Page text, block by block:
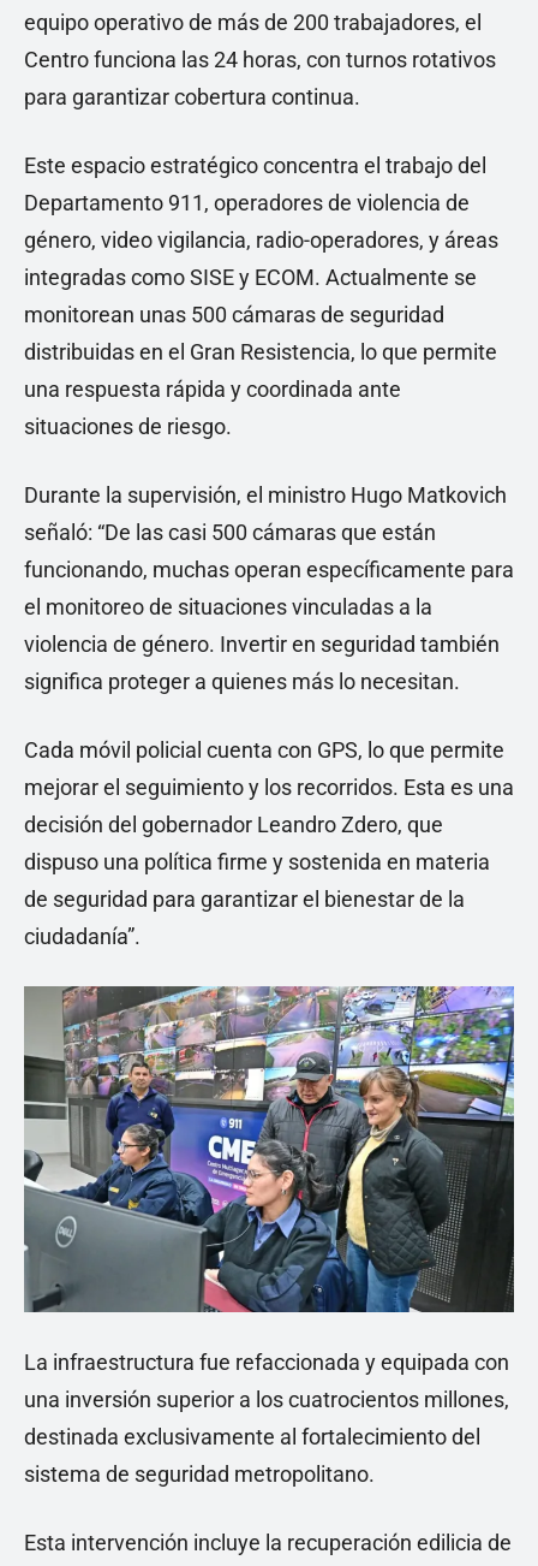
equipo operativo de más de 200 trabajadores, el
Centro funciona las 24 horas, con turnos rotativos
para garantizar cobertura continua.
Este espacio estratégico concentra el trabajo del
Departamento 911, operadores de violencia de
género, video vigilancia, radio-operadores, y áreas
integradas como SISE y ECOM. Actualmente se
monitorean unas 500 cámaras de seguridad
distribuidas en el Gran Resistencia, lo que permite
una respuesta rápida y coordinada ante
situaciones de riesgo.
Durante la supervisión, el ministro Hugo Matkovich
señaló: “De las casi 500 cámaras que están
funcionando, muchas operan específicamente para
el monitoreo de situaciones vinculadas a la
violencia de género. Invertir en seguridad también
significa proteger a quienes más lo necesitan.
Cada móvil policial cuenta con GPS, lo que permite
mejorar el seguimiento y los recorridos. Esta es una
decisión del gobernador Leandro Zdero, que
dispuso una política firme y sostenida en materia
de seguridad para garantizar el bienestar de la
ciudadanía”.
La infraestructura fue refaccionada y equipada con
una inversión superior a los cuatrocientos millones,
destinada exclusivamente al fortalecimiento del
sistema de seguridad metropolitano.
Esta intervención incluye la recuperación edilicia de